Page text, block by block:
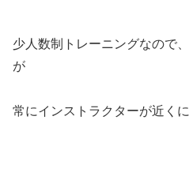
少人数制トレーニングなので
が
常にインストラクターが近く